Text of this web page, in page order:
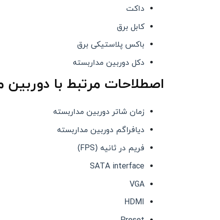
داکت
کابل برق
باکس پلاستیکی برق
دکل دوربین مداربسته
اصطلاحات مرتبط با دوربین
زمان شاتر دوربین مداربسته
دیافراگم دوربین مداربسته
فریم در ثانیه (FPS)
SATA interface
VGA
HDMI